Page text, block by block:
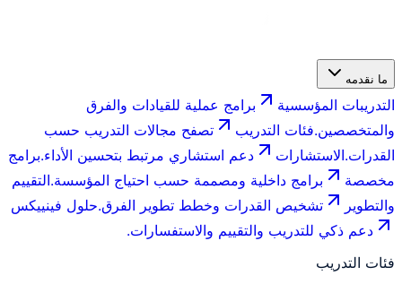
ما نقدمه
التدريبات المؤسسية
برامج عملية للقيادات والفرق
والمتخصصين.فئات التدريب
تصفح مجالات التدريب حسب
القدرات.الاستشارات دعم استشاري مرتبط بتحسين الأداء.برامج
مخصصة
برامج داخلية ومصممة حسب احتياج المؤسسة.التقييم
والتطوير
تشخيص القدرات وخطط تطوير الفرق.حلول فينييكس
دعم ذكي للتدريب والتقييم والاستفسارات.
فئات التدريب